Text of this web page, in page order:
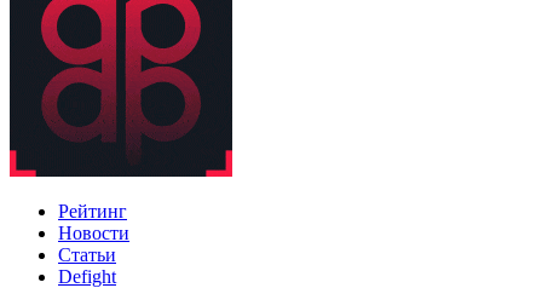
Рейтинг
Новости
Статьи
Defight